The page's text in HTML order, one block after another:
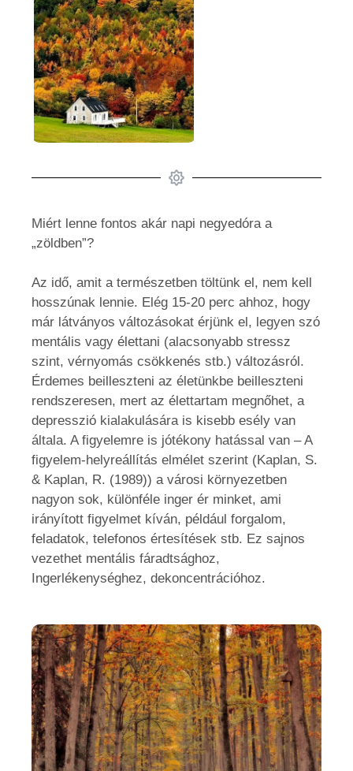
Miért lenne fontos akár napi negyedóra a
„zöldben”?
Az idő, amit a természetben töltünk el, nem kell
hosszúnak lennie. Elég 15-20 perc ahhoz, hogy
már látványos változásokat érjünk el, legyen szó
mentális vagy élettani (alacsonyabb stressz
szint, vérnyomás csökkenés stb.) változásról.
Érdemes beilleszteni az életünkbe beilleszteni
rendszeresen, mert az élettartam megnőhet, a
depresszió kialakulására is kisebb esély van
általa. A figyelemre is jótékony hatással van – A
figyelem-helyreállítás elmélet szerint (Kaplan, S.
& Kaplan, R. (1989)) a városi környezetben
nagyon sok, különféle inger ér minket, ami
irányított figyelmet kíván, például forgalom,
feladatok, telefonos értesítések stb. Ez sajnos
vezethet mentális fáradtsághoz,
Ingerlékenységhez, dekoncentrációhoz.